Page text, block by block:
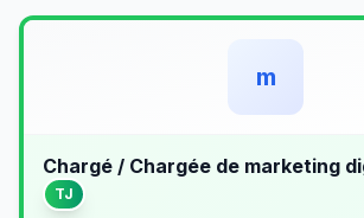
m
Chargé / Chargée de marketing
TJ